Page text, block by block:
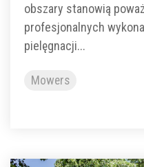
obszary stanowią
profesjonalnych
pielęgnacji...
Mowers